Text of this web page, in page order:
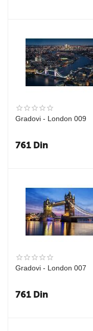
Gradovi - London 009
761 Din
Gradovi - London 007
761 Din